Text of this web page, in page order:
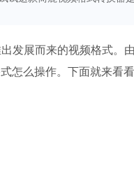
发展而来的视频格式。
怎么操作。下面就来看